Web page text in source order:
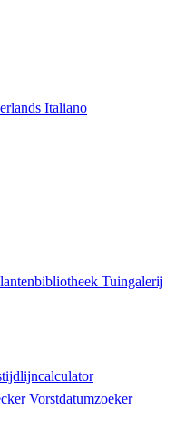
Italiano
Tuingalerij
Vorstdatumzoeker